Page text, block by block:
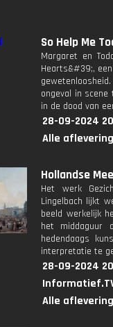
So Help Me
Margaret en
Hearts&#39;,
ongeval in
in de dood van
28-09-2024
Alle
Hollandse
Het werk
Lingelbach lijkt
beeld werkelijk
het middaguur
hedendaags
interpretatie te
28-09-2024
Alle